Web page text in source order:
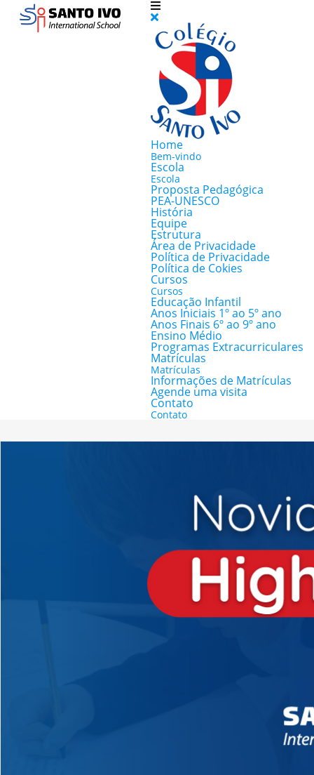
Home
Bem-vindo
Escola
Escola
Proposta Pedagógica
PEA-UNESCO
História
Equipe
Estrutura
Área de Privacidade
Política de Privacidade
Política de Cokies
Cursos
Cursos
Educação Infantil
Anos Iniciais 1º ao 5º ano
Anos Finais 6º ao 9º ano
Ensino Médio
Programas Extracurriculares
Matrículas
Matrículas
Informações de Matrículas
Agende uma visita
Contato
Contato